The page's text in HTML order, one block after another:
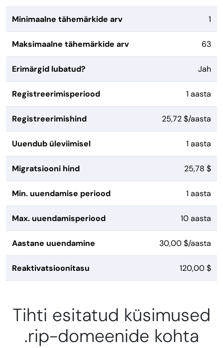
Minimaalne tähemärkide arv 1
Maksimaalne tähemärkide arv 63
Erimärgid lubatud? Jah
Registreerimisperiood 1 aasta
Registreerimishind 25,72 $/aasta
Uuendub üleviimisel 1 aasta
Migratsiooni hind 25,78 $
Min. uuendamise periood 1 aasta
Max. uuendamisperiood 10 aasta
Aastane uuendamine 30,00 $/aasta
Reaktivatsioonitasu 120,00 $
Tihti esitatud küsimused
.rip-domeenide kohta